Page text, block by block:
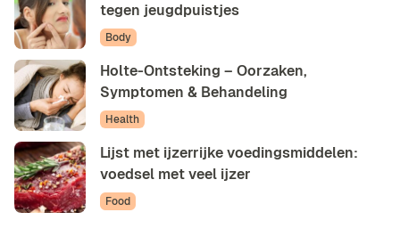
tegen jeugdpuistjes
Body
Holte-Ontsteking – Oorzaken,
Symptomen & Behandeling
Health
Lijst met ijzerrijke voedingsmiddelen:
voedsel met veel ijzer
Food